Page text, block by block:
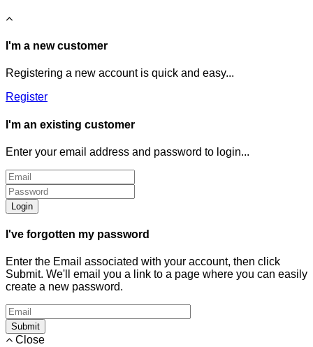
I'm a new customer
Registering a new account is quick and easy...
Register
I'm an existing customer
Enter your email address and password to login...
Login
I've forgotten my password
Enter the Email associated with your account, then click
Submit. We'll email you a link to a page where you can easily
create a new password.
Submit
Close